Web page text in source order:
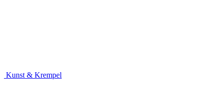
Kunst & Krempel